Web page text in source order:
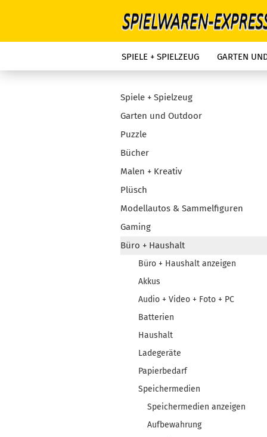
SPIELE + SPIELZEUG GARTEN
Spiele + Spielzeug
Garten und Outdoor
Puzzle
Bücher
Malen + Kreativ
Plüsch
Modellautos & Sammelfiguren
Gaming
Büro + Haushalt
Büro + Haushalt anzeigen
Akkus
Audio + Video + Foto + PC
Batterien
Haushalt
Ladegeräte
Papierbedarf
Speichermedien
Speichermedien anzeigen
Aufbewahrung